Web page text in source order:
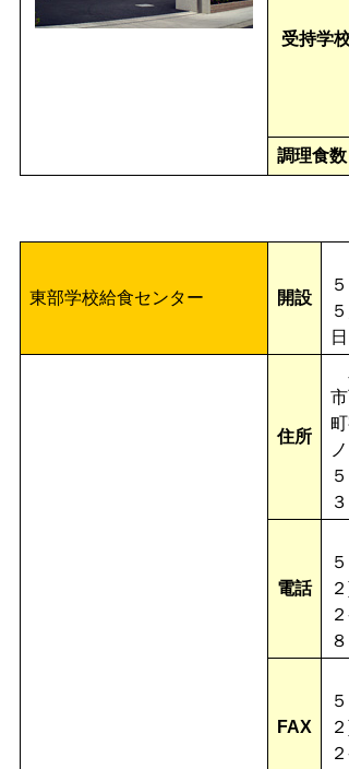
受持学校
調理食数
東部学校給食センター 開設
日
住所
市
町
３
電話
５
FAX
５